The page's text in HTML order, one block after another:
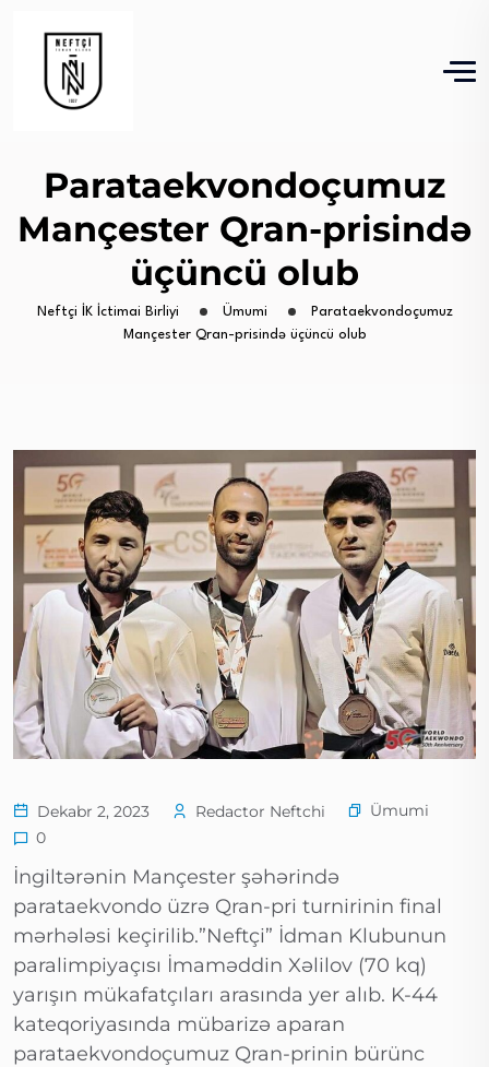
Parataekvondoçumuz
Mançester Qran-prisində
üçüncü olub
Neftçi İK İctimai Birliyi Ümumi
Parataekvondoçumuz
Mançester Qran-prisində üçüncü olub
Dekabr 2, 2023 Redactor Neftchi
Ümumi
0
İngiltərənin Mançester şəhərində
parataekvondo üzrə Qran-pri turnirinin final
mərhələsi keçirilib.”Neftçi” İdman Klubunun
paralimpiyaçısı İmaməddin Xəlilov (70 kq)
yarışın mükafatçıları arasında yer alıb. K-44
kateqoriyasında mübarizə aparan
parataekvondoçumuz Qran-prinin bürünc